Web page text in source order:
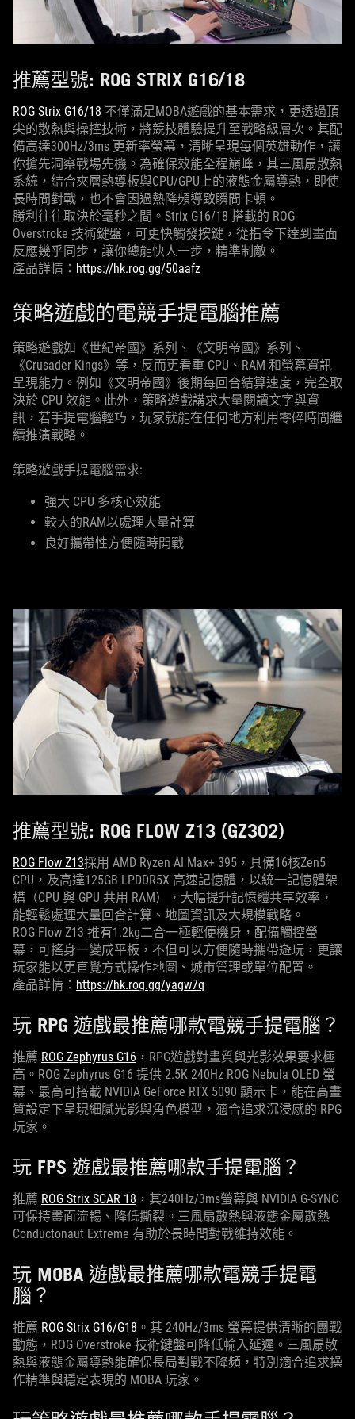
推薦型號: ROG STRIX G16/18
ROG Strix G16/18 不僅滿足MOBA遊戲的基本需求，更透過頂
尖的散熱與操控技術，將競技體驗提升至戰略級層次。其配
備高達300Hz/3ms 更新率螢幕，清晰呈現每個英雄動作，讓
你搶先洞察戰場先機。為確保效能全程巔峰，其三風扇散熱
系統，結合夾層熱導板與CPU/GPU上的液態金屬導熱，即使
長時間對戰，也不會因過熱降頻導致瞬間卡頓。
勝利往往取決於毫秒之間。Strix G16/18 搭載的 ROG
Overstroke 技術鍵盤，可更快觸發按鍵，從指令下達到畫面
反應幾乎同步，讓你總能快人一步，精準制敵。
產品詳情： https://hk.rog.gg/50aafz
策略遊戲的電競手提電腦推薦
策略遊戲如《世紀帝國》系列、《文明帝國》系列、
《Crusader Kings》等，反而更看重 CPU、RAM 和螢幕資訊
呈現能力。例如《文明帝國》後期每回合結算速度，完全取
決於 CPU 效能。此外，策略遊戲講求大量閱讀文字與資
訊，若手提電腦輕巧，玩家就能在任何地方利用零碎時間繼
續推演戰略。
策略遊戲手提電腦需求:
強大 CPU 多核心效能
較大的RAM以處理大量計算
良好攜帶性方便隨時開戰
推薦型號: ROG FLOW Z13 (GZ302)
ROG Flow Z13採用 AMD Ryzen AI Max+ 395，具備16核Zen5
CPU，及高達125GB LPDDR5X 高速記憶體，以統一記憶體架
構（CPU 與 GPU 共用 RAM），大幅提升記憶體共享效率，
能輕鬆處理大量回合計算、地圖資訊及大規模戰略。
ROG Flow Z13 推有1.2kg二合一極輕便機身，配備觸控螢
幕，可搖身一變成平板，不但可以方便隨時攜帶遊玩，更讓
玩家能以更直覺方式操作地圖、城市管理或單位配置。
產品詳情： https://hk.rog.gg/yagw7q
玩 RPG 遊戲最推薦哪款電競手提電腦？
推薦 ROG Zephyrus G16 ，RPG遊戲對畫質與光影效果要求極
高。ROG Zephyrus G16 提供 2.5K 240Hz ROG Nebula OLED 螢
幕、最高可搭載 NVIDIA GeForce RTX 5090 顯示卡，能在高畫
質設定下呈現細膩光影與角色模型，適合追求沉浸感的 RPG
玩家。
玩 FPS 遊戲最推薦哪款手提電腦？
推薦 ROG Strix SCAR 18 ，其240Hz/3ms螢幕與 NVIDIA G-SYNC
可保持畫面流暢、降低撕裂。三風扇散熱與液態金屬散熱
Conductonaut Extreme 有助於長時間對戰維持效能。
玩 MOBA 遊戲最推薦哪款電競手提電
腦？
推薦 ROG Strix G16/G18 。其 240Hz/3ms 螢幕提供清晰的團戰
動態，ROG Overstroke 技術鍵盤可降低輸入延遲。三風扇散
熱與液態金屬導熱能確保長局對戰不降頻，特別適合追求操
作精準與穩定表現的 MOBA 玩家。